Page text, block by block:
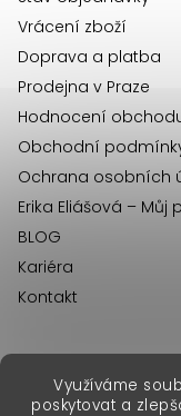
Využíváme
poskytovat a
Vrácení zboží
Doprava a platba
Prodejna v Praze
Hodnocení
Obchodní
Ochrana osobních
Erika Eliášová – Můj
BLOG
Kariéra
Kontakt